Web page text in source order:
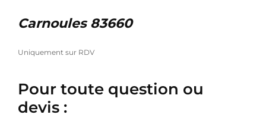
Carnoules 83660
Uniquement sur RDV
Pour toute question ou
devis :